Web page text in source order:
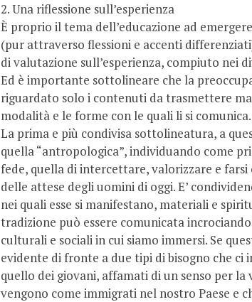
2. Una riflessione sull’esperienza
È proprio il tema dell’educazione ad
(pur attraverso flessioni e accenti
di valutazione sull’esperienza, compiuto nei
Ed è importante sottolineare che la
riguardato solo i contenuti da trasmettere
modalità e le forme con le quali li si comunica.
La prima e più condivisa sottolineatura, a
quella “antropologica”, individuando come
fede, quella di intercettare, valorizzare e
delle attese degli uomini di oggi. E’
nei quali esse si manifestano, materiali e
tradizione può essere comunicata
culturali e sociali in cui siamo immersi. Se
evidente di fronte a due tipi di bisogno che
quello dei giovani, affamati di un senso per
vengono come immigrati nel nostro Paese e